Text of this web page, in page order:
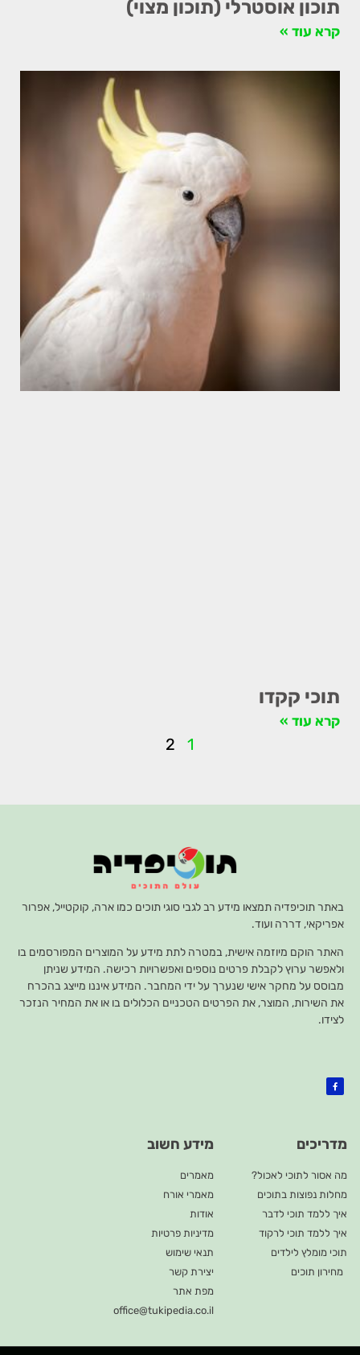
תוכון אוסטרלי (תוכון מצוי)
קרא עוד »
תוכי קקדו
קרא עוד »
1
2
באתר תוכיפדיה תמצאו מידע רב לגבי סוגי תוכים כמו ארה, קוקטייל, אפרור
אפריקאי, דררה ועוד.
האתר הוקם מיוזמה אישית, במטרה לתת מידע על המוצרים המפורסמים בו
ולאפשר ערוץ לקבלת פרטים נוספים ואפשרויות רכישה. המידע שניתן
מבוסס על מחקר אישי שנערך על ידי המחבר. המידע איננו מייצג בהכרח
את השירות, המוצר, את הפרטים הטכניים הכלולים בו או את המחיר הנזכר
לצידו.
מדריכים
מה אסור לתוכי לאכול?
מחלות נפוצות בתוכים
איך ללמד תוכי לדבר
איך ללמד תוכי לרקוד
תוכי מומלץ לילדים
מחירון תוכים
מידע חשוב
מאמרים
מאמרי אורח
אודות
מדיניות פרטיות
תנאי שימוש
יצירת קשר
מפת אתר
office@tukipedia.co.il